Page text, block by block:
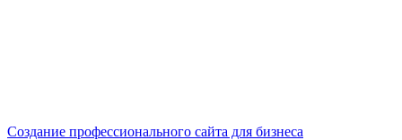
Создание профессионального сайта для бизнеса